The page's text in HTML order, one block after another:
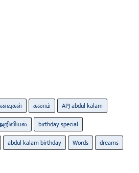
கலாம்
APJ abdul kalam
birthday special
abdul kalam birthday Words
dreams